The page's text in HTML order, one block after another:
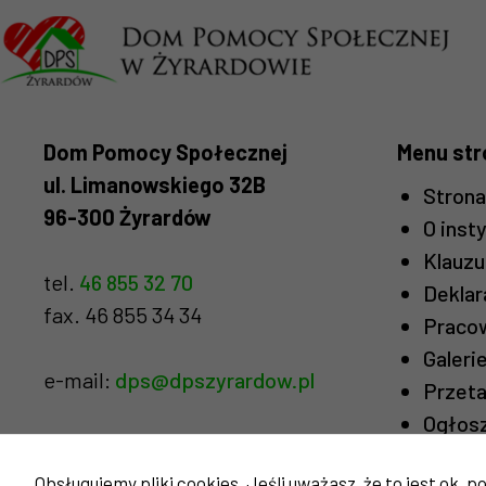
Dom Pomocy Społecznej
ul. Limanowskiego 32B
96-300 Żyrardów
tel. 46 855 32 70
fax. 46 855 34 34
e-mail: dps@dpszyrardow.pl
Menu
O